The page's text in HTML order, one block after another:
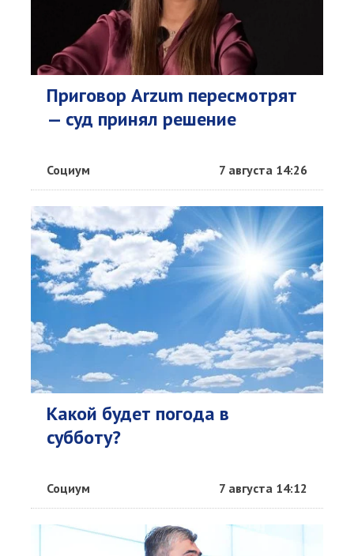
Приговор Arzum пересмотрят
— суд принял решение
Социум 7 августа 14:26
Какой будет погода в
субботу?
Социум 7 августа 14:12